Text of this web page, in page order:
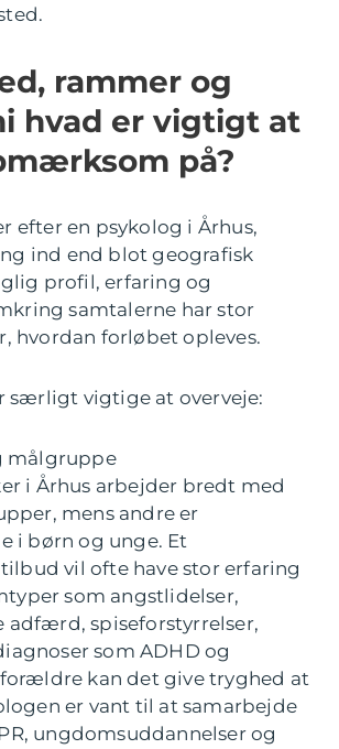
rammer og
hvad er vigtigt at
på?
efter en psykolog i Århus,
ind end blot geografisk
profil, erfaring og
samtalerne har stor
hvordan forløbet opleves.
særligt vigtige at overveje:
målgruppe
i Århus arbejder bredt med
mens andre er
i børn og unge. Et
vil ofte have stor erfaring
som angstlidelser,
adfærd, spiseforstyrrelser,
som ADHD og
kan det give tryghed at
er vant til at samarbejde
ungdomsuddannelser og